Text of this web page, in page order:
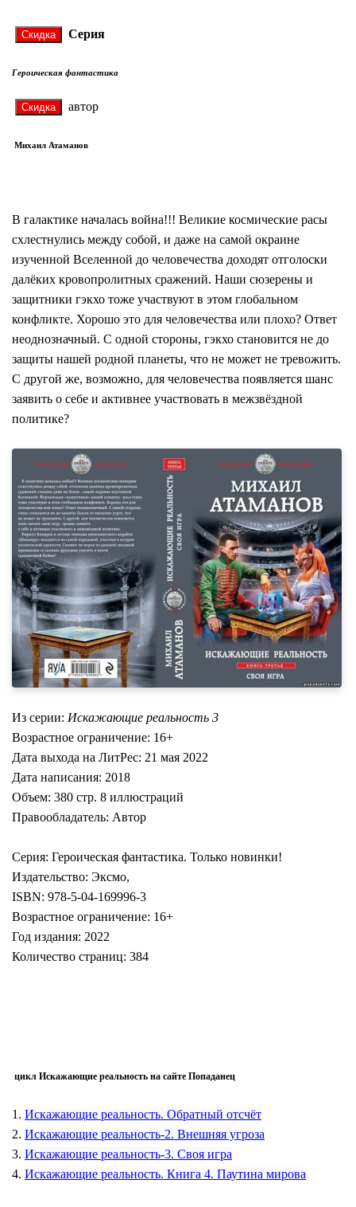
Серия
Героическая фантастика
автор
Михаил Атаманов
В галактике началась война!!! Великие космические расы
схлестнулись между собой, и даже на самой окраине
изученной Вселенной до человечества доходят отголоски
далёких кровопролитных сражений. Наши сюзерены и
защитники гэкхо тоже участвуют в этом глобальном
конфликте. Хорошо это для человечества или плохо? Ответ
неоднозначный. С одной стороны, гэкхо становится не до
защиты нашей родной планеты, что не может не тревожить.
С другой же, возможно, для человечества появляется шанс
заявить о себе и активнее участвовать в межзвёздной
политике?
Из серии: Искажающие реальность 3
Возрастное ограничение: 16+
Дата выхода на ЛитРес: 21 мая 2022
Дата написания: 2018
Объем: 380 стр. 8 иллюстраций
Правообладатель: Автор
Серия: Героическая фантастика. Только новинки!
Издательство: Эксмо,
ISBN: 978-5-04-169996-3
Возрастное ограничение: 16+
Год издания: 2022
Количество страниц: 384
цикл Искажающие реальность на сайте Попаданец
1. Искажающие реальность. Обратный отсчëт
2. Искажающие реальность-2. Внешняя угроза
3. Искажающие реальность-3. Своя игра
4. Искажающие реальность. Книга 4. Паутина мирова